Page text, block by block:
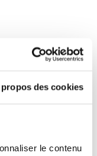
des cookies
le contenu